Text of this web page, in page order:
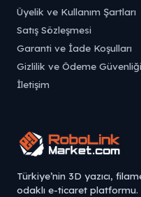
Üyelik ve Kullanım Şartları
Satış Sözleşmesi
Garanti ve İade Koşulları
Gizlilik ve Ödeme Güvenliği
İletişim
Türkiye’nin 3D yazıcı,
odaklı e-ticaret platformu.